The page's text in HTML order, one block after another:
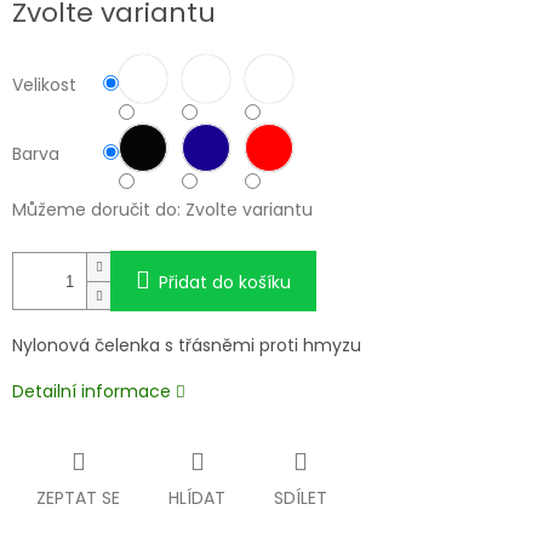
cena:
Zvolte variantu
Velikost
Barva
Můžeme doručit do: Zvolte variantu
Přidat do košíku
Nylonová čelenka s třásněmi proti hmyzu
Detailní informace
ZEPTAT SE HLÍDAT SDÍLET